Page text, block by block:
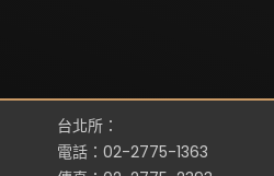
台北所：
電話：02-2775-1363